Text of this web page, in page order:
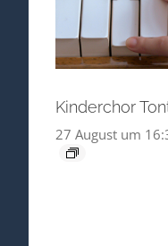
Kinderchor
27 August um